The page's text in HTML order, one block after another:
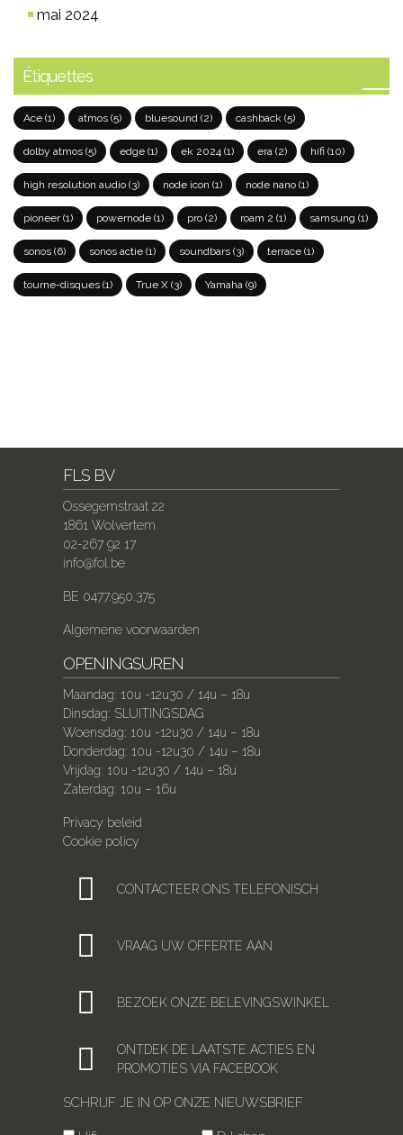
mai 2024
Étiquettes
Ace (1) atmos (5) bluesound (2) cashback (5)
dolby atmos (5) edge (1) ek 2024 (1) era (2) hifi (10)
high resolution audio (3) node icon (1) node nano (1)
pioneer(1) powernode (1) pro (2) roam 2 (1) samsung (1)
sonos (6) sonos actie (1) soundbars (3) terrace (1)
tourne-disques (1) True X (3) Yamaha (9)
FLS BV
Ossegemstraat 22
1861 Wolvertem
02-267 92 17
info@fol.be
BE 0477.950.375
Algemene voorwaarden
OPENINGSUREN
Maandag: 10u -12u30 / 14u – 18u
Dinsdag: SLUITINGSDAG
Woensdag: 10u -12u30 / 14u – 18u
Donderdag: 10u -12u30 / 14u – 18u
Vrijdag: 10u -12u30 / 14u – 18u
Zaterdag: 10u – 16u
Privacy beleid
Cookie policy
CONTACTEER ONS TELEFONISCH
VRAAG UW OFFERTE AAN
BEZOEK ONZE BELEVINGSWINKEL
ONTDEK DE LAATSTE ACTIES EN
PROMOTIES VIA FACEBOOK
SCHRIJF JE IN OP ONZE NIEUWSBRIEF